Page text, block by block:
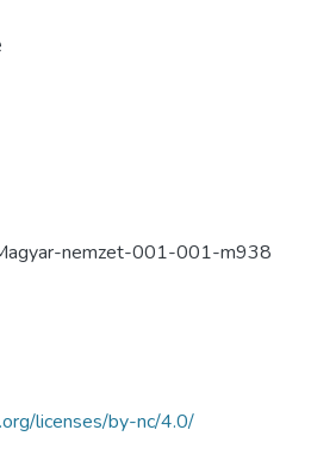
nemzet-001-001-m938
licenses/by-nc/4.0/